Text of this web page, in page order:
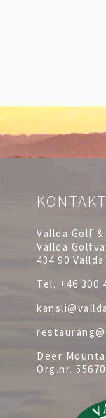
Vallda Golf
Vallda
434 90 Vallda
Tel. +46 300
Deer
Org.nr.